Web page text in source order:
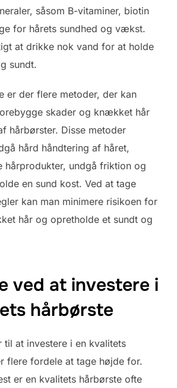
såsom B-vitaminer, biotin
for hårets sundhed og vækst.
at drikke nok vand for at holde
sundt.
er der flere metoder, der kan
skader og knækket hår
hårbørster. Disse metoder
hård håndtering af håret,
undgå friktion og
en sund kost. Ved at tage
kan man minimere risikoen for
hår og opretholde et sundt og
ved at investere i
hårbørste
til at investere i en kvalitets
flere fordele at tage højde for.
er en kvalitets hårbørste ofte